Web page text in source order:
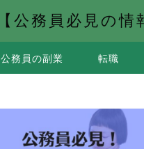
【公務員必見の
公務員の副業 転職